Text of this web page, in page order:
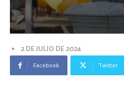
2 DE JULIO DE 2024
Facebook Twitter